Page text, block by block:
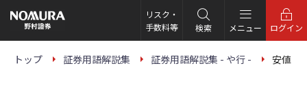
の
ー
リスク・
手数料等
検索 メニュー ログイン
トップ 証券用語解説集 証券用語解説集 - や行 - 安値